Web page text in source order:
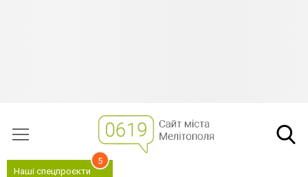
Наші спецпроєкти
5